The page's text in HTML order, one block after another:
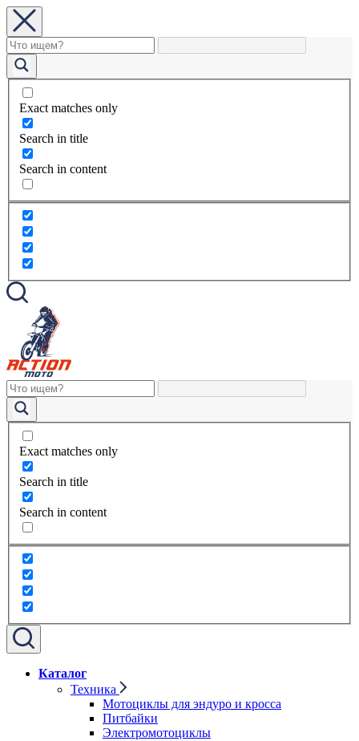
Exact matches only
Search in title
Search in content
Exact matches only
Search in title
Search in content
Каталог
Техника
Мотоциклы для эндуро и кросса
Питбайки
Электромотоциклы